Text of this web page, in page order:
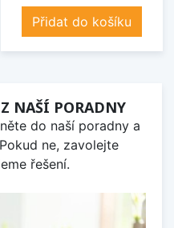
Přidat do košíku
NAŠÍ PORADNY
do naší poradny a
ne, zavolejte
řešení.